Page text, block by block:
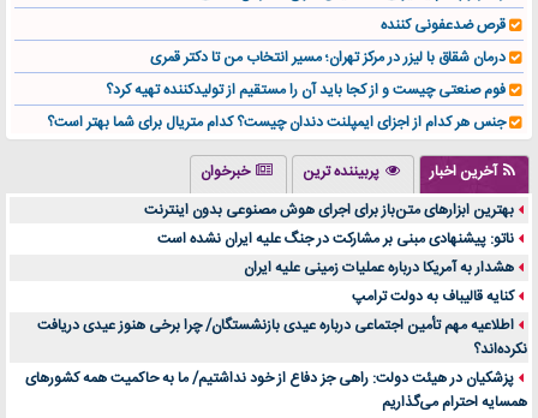
قرص ضدعفونی کننده
درمان شقاق با لیزر در مرکز تهران؛ مسیر انتخاب من تا دکتر قمری
فوم صنعتی چیست و از کجا باید آن را مستقیم از تولیدکننده تهیه کرد؟
جنس هر کدام از اجزای ایمپلنت دندان چیست؟ کدام متریال برای شما بهتر است؟
تولید لیوان کاغذی یک کسب‌ و کار پر سود و رو‌ به‌ رشد در بازار ایران
درد زانو بعد از تمرین با تردمیل؟ شاید مشکل از این انتخاب باشد
آینده موسیقی هم‌اکنون در اینجاست
بهترین راه تبلیغات کلینیک زیبایی و افزایش مشتری کدام است؟
مقایسه قالب آسترا با وودمارت و فلت‌سام (فارسی)
خرید سمعک کارکرده یا دست دوم | نکات مهم قبل از تصمیم‌گیری
خرید و فروش قطعات سرور دست دوم در ماهان شبکه ایرانیان
اهمیت انتخاب بهترین وکیل در سعادت آباد برای پرونده‌های حساس و کلان
آخرین اخبار پربیننده ترین
خبرخوان
بهترین ابزارهای متن‌باز برای اجرای هوش مصنوعی بدون اینترنت
ناتو: پیشنهادی مبنی بر مشارکت در جنگ علیه ایران نشده است
هشدار به آمریکا درباره عملیات زمینی علیه ایران
کنایه قالیباف به دولت ترامپ
اطلاعیه مهم تأمین اجتماعی درباره عیدی بازنشستگان/ چرا برخی هنوز عیدی دریافت
نکرده‌اند؟
پزشکیان در هیئت دولت: راهی جز دفاع از خود نداشتیم/ ما به حاکمیت همه کشورهای
همسایه احترام می‌گذاریم